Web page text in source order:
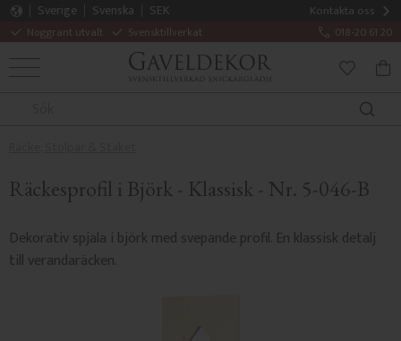
Kontakta oss
Noggrant utvalt Svensktillverkat 018-20 61 20
Sverige Svenska
SEK
MENY
Räckesprofil i Björk - Klassisk - Nr. 5-046-B
Dekorativ spjäla i björk med svepande profil. En klassisk detalj
till verandaräcken.